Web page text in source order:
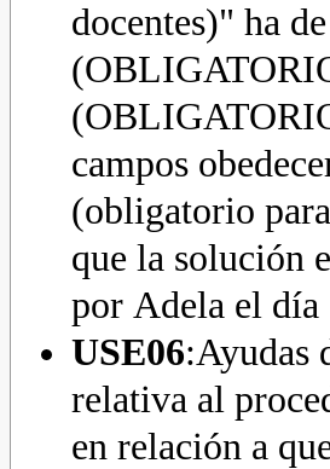
docentes)" ha
campos
(obligatorio
que la solución
por Adela el día
USE06:Ayudas
relativa al
en relación a